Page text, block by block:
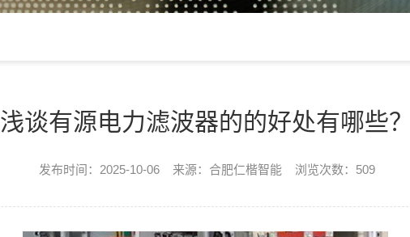
浅谈有源电力滤波器的的好处有哪些？
发布时间：2025-10-06 来源：合肥仁楷智能 浏览次数：509